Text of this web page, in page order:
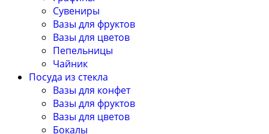
Сувениры
Вазы для фруктов
Вазы для цветов
Пепельницы
Чайник
Посуда из стекла
Вазы для конфет
Вазы для фруктов
Вазы для цветов
Бокалы